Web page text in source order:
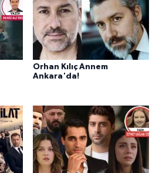
Orhan Kılıç Annem
Ankara'da!